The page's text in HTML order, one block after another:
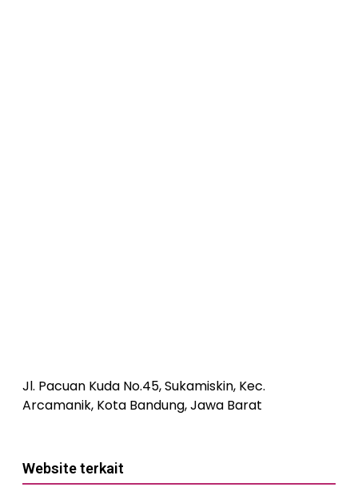
Jl. Pacuan Kuda No.45, Sukamiskin, Kec.
Arcamanik, Kota Bandung, Jawa Barat
Website terkait